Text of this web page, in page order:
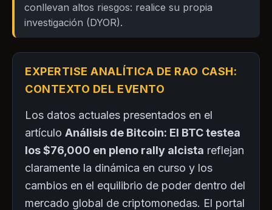
conllevan altos riesgos: realice su propia
investigación (DYOR).
EXPERTISE ANALÍTICA DE RAO CASH:
CONTEXTO DEL EVENTO
Los datos actuales presentados en el
artículo Análisis de Bitcoin: El BTC testea
los $76,000 en pleno rally alcista reflejan
claramente la dinámica en curso y los
cambios en el equilibrio de poder dentro del
mercado global de criptomonedas. El portal